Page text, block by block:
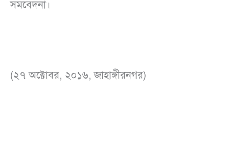
সমবেদনা।
(২৭ অক্টোবর, ২০১৬, জাহাঙ্গীরনগর)